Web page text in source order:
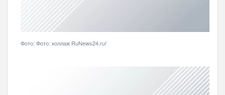
Фото: Фото: коллаж RuNews24.ru!